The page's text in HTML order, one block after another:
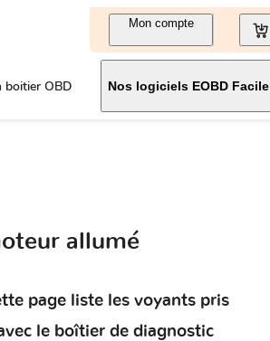
Mon compte
boitier OBD Nos logiciels EOBD Facile
allumé
page liste les voyants pris
le boîtier de diagnostic